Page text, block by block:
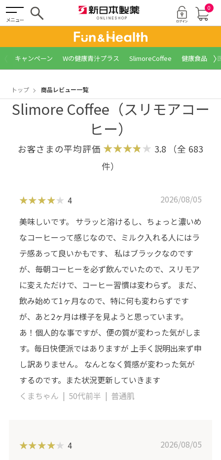
メニュー
0
キャンペーン Wの健康青汁プラス SlimoreCoffee 健康食品 〉
トップ 商品レビュー一覧
Slimore Coffee（スリモアコー
ヒー）
お客さまの平均評価 3.8 （全 683
件）
4
2026/08/05
美味しいです。 サラッと溶けるし、ちょっと濃いめ
なコーヒーって感じなので、ミルク入れる人にはラ
テ感あって良いかもです、 私はブラックなのです
が、毎朝コーヒーを必ず飲んでいたので、スリモア
に変えただけで、コーヒー習慣は変わらず。 まだ、
飲み始めて1ヶ月なので、特に何も変わらずです
が、あと2ヶ月は様子を見ようと思っています。
あ！個人的な事ですが、便の質が変わった気がしま
す。毎日快便派ではありますが 上手く説明出来ず申
し訳ありません。 なんとなく質感が変わった気が
するのです。また状況更新していきます
くまちゃん
50代前半 普通肌
4
2026/08/05